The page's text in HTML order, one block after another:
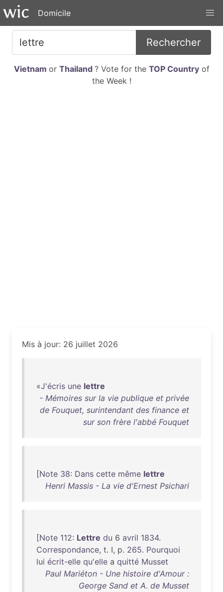
Domicile
Rechercher
Vietnam or Thailand ? Vote for the TOP Countryof
the Week !
Mis à jour: 26 juillet 2026
«J'écris une lettre
- Mémoires sur la vie publique et privée
de Fouquet, surintendant des finance et
sur son frère l'abbé Fouquet
[Note 38: Dans cette même lettre
Henri Massis - La vie d'Ernest Psichari
[Note 112: Lettre du 6 avril 1834.
Correspondance, t. I, p. 265. Pourquoi
lui écrit-elle qu'elle a quitté Musset
Paul Mariéton - Une histoire d'Amour :
George Sand et A. de Musset